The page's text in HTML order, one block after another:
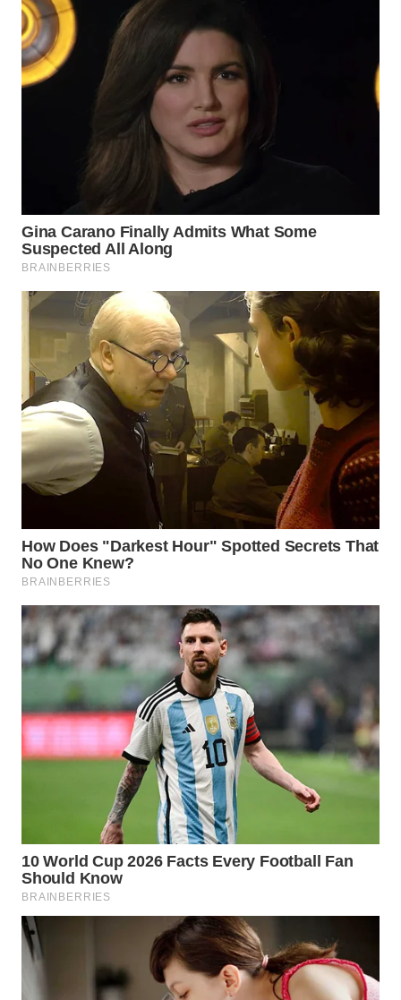
WN
INDRAMAYU
MAJALENGKA
WN
SUBANG
WN
SUKABUMI
WN
PURWAKARTA
WN
PRIANGAN
TIMUR
SEMARANG
WN
WN
BOROBUDUR
WN
MADURA
WN
NATUNA
BINTAN